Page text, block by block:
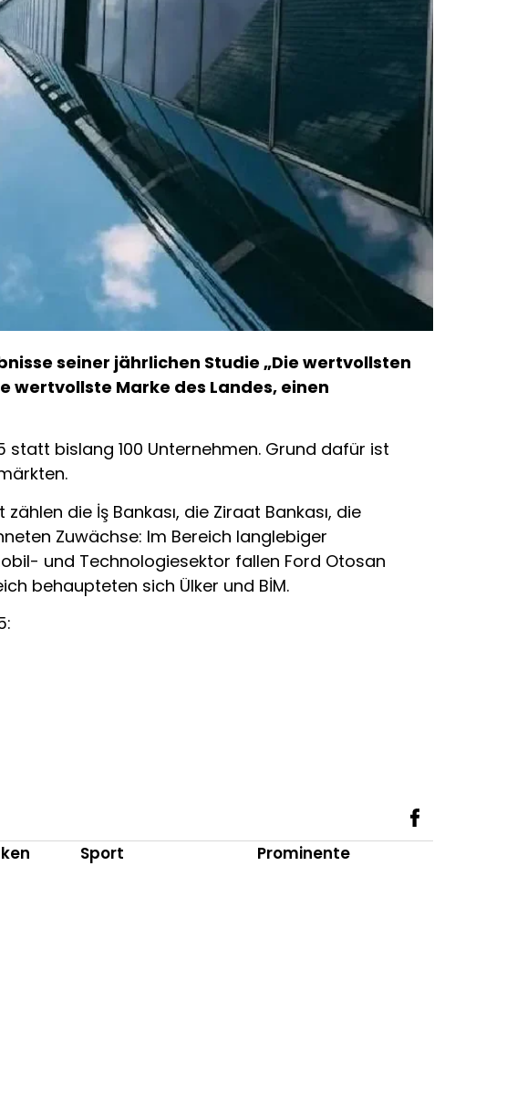
seiner jährlichen Studie „Die wertvollsten
wertvollste Marke des Landes, einen
bislang 100 Unternehmen. Grund dafür ist
die İş Bankası, die Ziraat Bankası, die
Zuwächse: Im Bereich langlebiger
und Technologiesektor fallen Ford Otosan
behaupteten sich Ülker und BİM.
Sport Prominente